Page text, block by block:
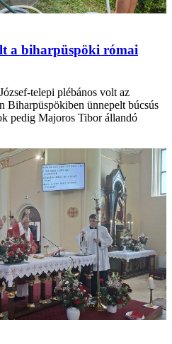
a biharpüspöki római
telepi plébános volt az
Biharpüspökiben ünnepelt búcsús
pedig Majoros Tibor állandó